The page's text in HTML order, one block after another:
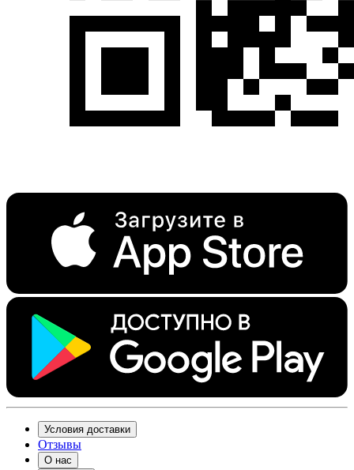
Условия доставки
Отзывы
О нас